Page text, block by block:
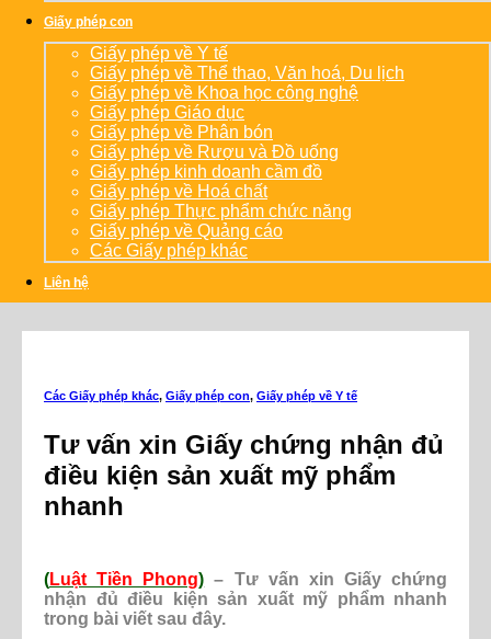
Giấy phép con
Giấy phép về Y tế
Giấy phép về Thể thao, Văn hoá, Du lịch
Giấy phép về Khoa học công nghệ
Giấy phép Giáo dục
Giấy phép về Phân bón
Giấy phép về Rượu và Đồ uống
Giấy phép kinh doanh cầm đồ
Giấy phép về Hoá chất
Giấy phép Thực phẩm chức năng
Giấy phép về Quảng cáo
Các Giấy phép khác
Liên hệ
Các Giấy phép khác, Giấy phép con, Giấy phép về Y tế
Tư vấn xin Giấy chứng nhận đủ
điều kiện sản xuất mỹ phẩm
nhanh
(Luật Tiền Phong) – Tư vấn xin Giấy chứng
nhận đủ điều kiện sản xuất mỹ phẩm nhanh
trong bài viết sau đây.